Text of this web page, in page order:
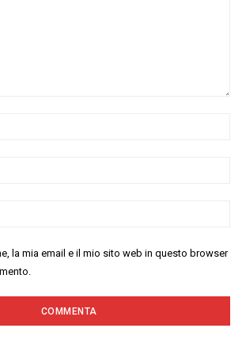
la mia email e il mio sito web in questo browser